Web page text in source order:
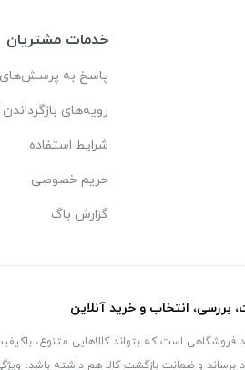
خدمات مشتریان
پاسخ به پرسش‌های
رویه‌های بازگرداندن
شرایط استفاده
حریم خصوصی
گزارش باگ
بررسی، انتخاب و خرید آنلاین
فروشگاهی است که بتواند کالاهایی متنوع،
و ضمانت بازگشت کالا هم داشته باشد؛